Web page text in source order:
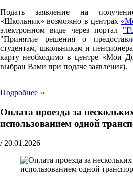
Подать заявление на
«Школьник» возможно в центрах
электронном виде через портал
"Принятие решения о
студентам, школьникам и
карту необходимо в центре «Мои
выбран Вами при подаче заявления).
Подробнее ››
Оплата проезда за
использованием одной
/ 20.01.2026